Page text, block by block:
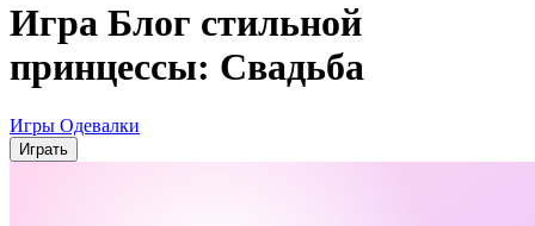
Игра Блог стильной
принцессы: Свадьба
Игры Одевалки
Играть